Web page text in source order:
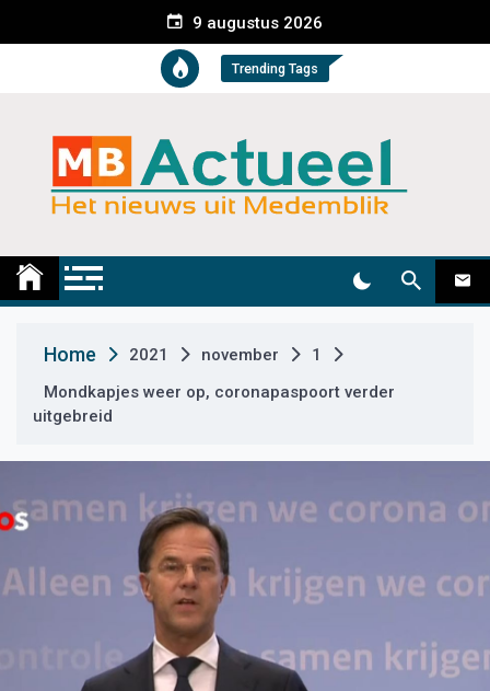
e
t
9 augustus 2026
Trending Tags
Medemblik Actueel
Home 2021 november
1
Mondkapjes weer op, coronapaspoort verder
uitgebreid